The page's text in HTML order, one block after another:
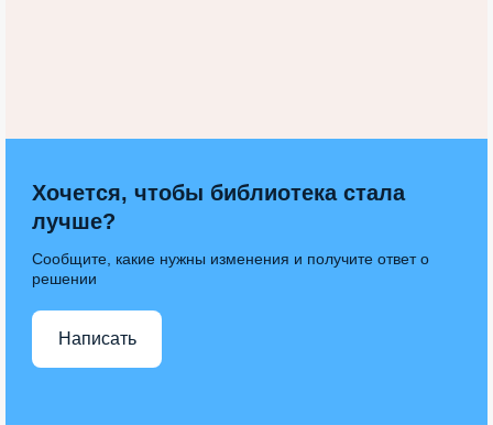
Хочется, чтобы библиотека стала
лучше?
Сообщите, какие нужны изменения и получите ответ о
решении
Написать